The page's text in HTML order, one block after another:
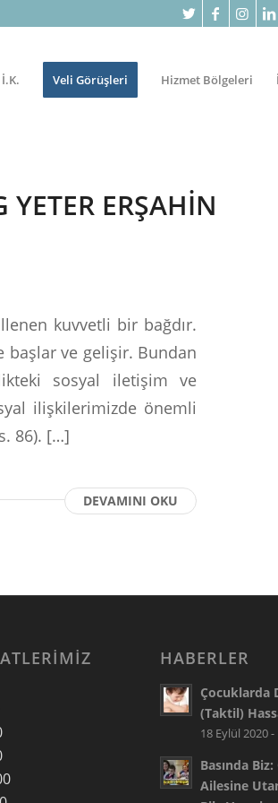
İ.K. Veli Görüşleri Hizmet Bölgeleri
YETER ERŞAHIN
kuvvetli bir bağdır.
başlar ve gelişir. Bundan
sosyal iletişim ve
ilişkilerimizde önemli
86). […]
DEVAMINI OKU
HABERLER
Çocuklarda
(Taktil)
18 Eylül 2020 -
Basında
Ailesine